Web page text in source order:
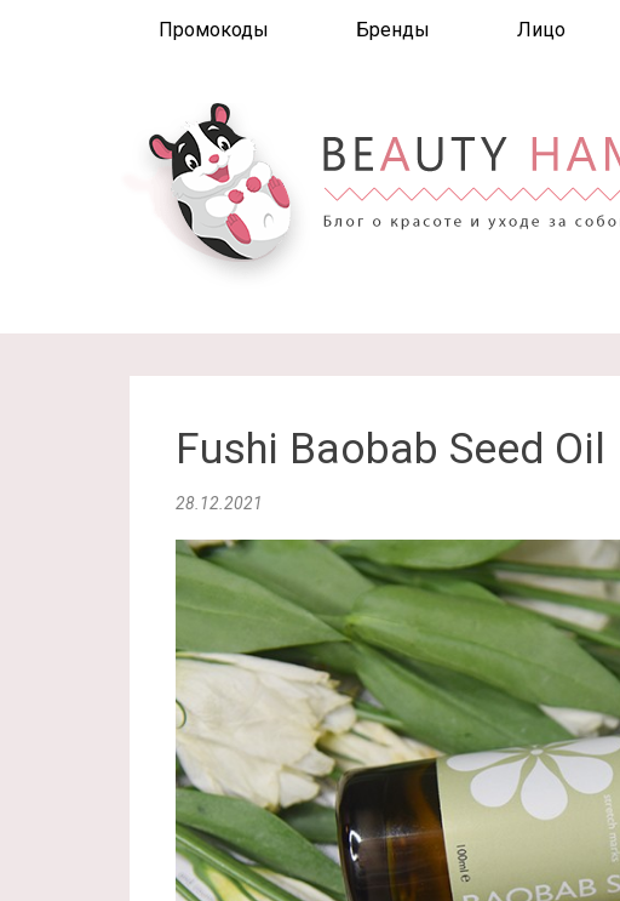
Промокоды Бренды Лицо
Fushi Baobab Seed Oil
28.12.2021